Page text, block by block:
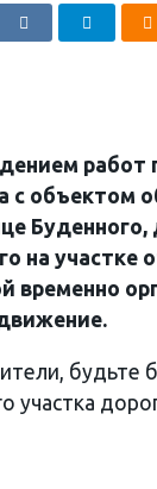
работ
с объектом
Буденного,
на участке
временно
будьте
участка